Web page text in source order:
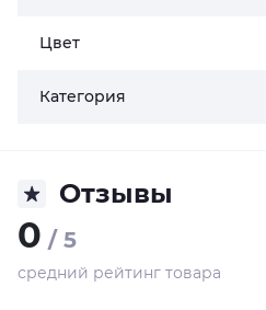
Цвет
Категория
Отзывы
0 / 5
средний рейтинг товара